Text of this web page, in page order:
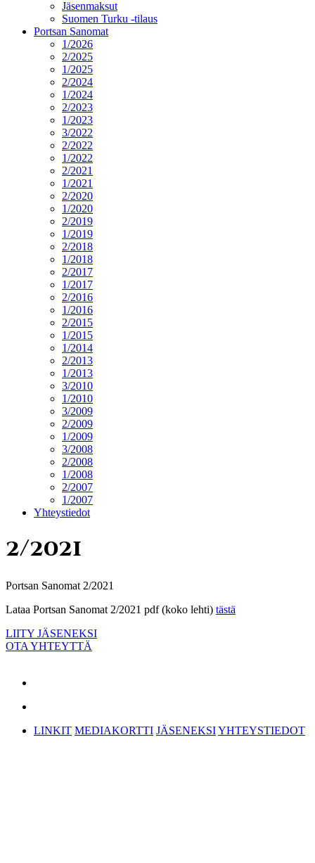
Jäsenmaksut
Suomen Turku -tilaus
Portsan Sanomat
1/2026
2/2025
1/2025
2/2024
1/2024
2/2023
1/2023
3/2022
2/2022
1/2022
2/2021
1/2021
2/2020
1/2020
2/2019
1/2019
2/2018
1/2018
2/2017
1/2017
2/2016
1/2016
2/2015
1/2015
1/2014
2/2013
1/2013
3/2010
1/2010
3/2009
2/2009
1/2009
3/2008
2/2008
1/2008
2/2007
1/2007
Yhteystiedot
2/2021
Portsan Sanomat 2/2021
Lataa Portsan Sanomat 2/2021 pdf (koko lehti) tästä
LIITY JÄSENEKSI
OTA YHTEYTTÄ
LINKIT MEDIAKORTTI JÄSENEKSIYHTEYSTIEDOT